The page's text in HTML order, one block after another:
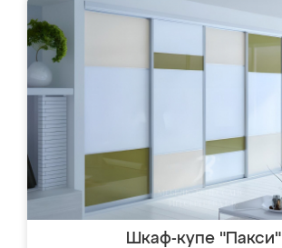
Шкаф-купе "Пакси"